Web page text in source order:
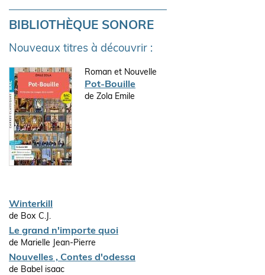
BIBLIOTHÈQUE SONORE
Nouveaux titres à découvrir :
Roman et Nouvelle
Pot-Bouille
de Zola Emile
Winterkill
de Box C.J.
Le grand n'importe quoi
de Marielle Jean-Pierre
Nouvelles , Contes d'odessa
de Babel isaac